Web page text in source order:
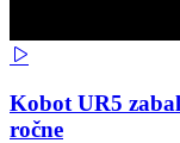
Kobot UR5
ročne